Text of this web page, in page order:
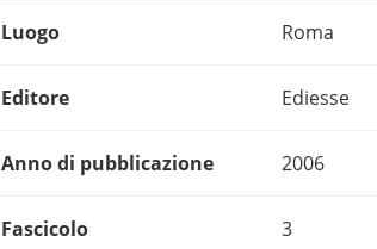
Luogo Roma
Editore Ediesse
Anno di pubblicazione 2006
Fascicolo 3